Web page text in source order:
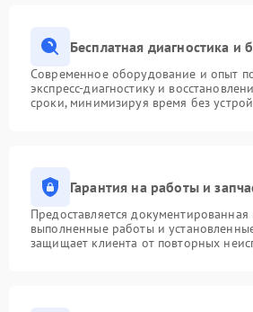
Бесплатная диагностика и
Современное оборудование и опыт
экспресс-диагностику и
сроки, минимизируя время без
Гарантия на работы и
Предоставляется документированная
выполненные работы и
защищает клиента от повторных